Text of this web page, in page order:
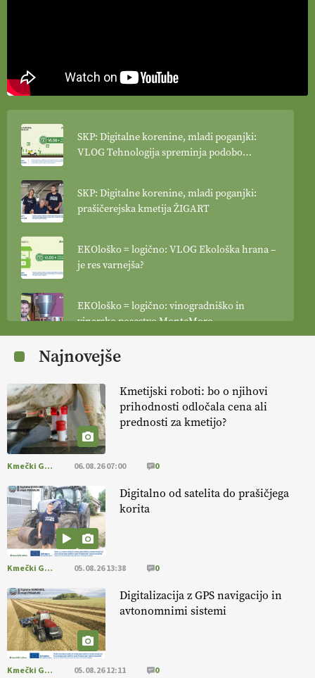
SKP: Digitalne korenine, mladi poganjki:
VLOG Tehnologija spreminja podobo
SKP: Digitalne korenine, mladi poganjki:
prašičerejska kmetija ŽIGART
EKOloško = logično: VLOG Ekološka hrana –
je res varnejša?
EKOloško = logično: vinogradniško in
vinarsko posestvo MonteMoro
EKOloško = logično: ekološka kmetija
EKOloško = logično: ekološka kmetija
HOMAR
EKOloško = logično: VLOG Ekološko
kmetijstvo brez škropljenja?
EKOloško = logično: ekološka kmetija
ALTENBAHER
EKOloško = logično: ekološko oljarstvo
MORGAN
EKOloško = logično: ekološka kmetija
FREŠER
Najnovejše
Kmetijski roboti: bo o njihovi
prihodnosti odločala cena ali
prednosti za kmetijo?
Kmečki Glas 06.08.26 07:00 0
Digitalno od satelita do prašičjega
korita
Kmečki Glas 05.08.26 13:38 0
Digitalizacija z GPS navigacijo in
avtonomnimi sistemi
Kmečki Glas 05.08.26 12:11 0